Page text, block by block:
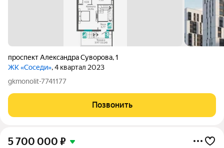
проспект Александра Суворова,1
ЖК «Соседи», 4 квартал 2023
gkmonolit-7741177
Позвонить
5 700 000 ₽